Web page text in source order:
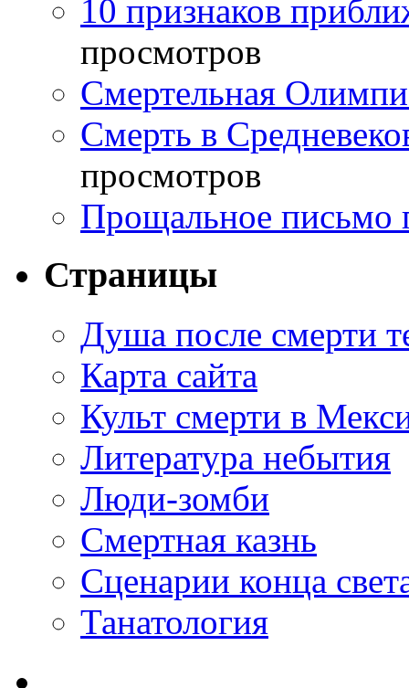
10 признаков
просмотров
Смертельная
Смерть в
просмотров
Прощальное письмо
Страницы
Душа после смерти
Карта сайта
Культ смерти в
Литература небытия
Люди-зомби
Смертная казнь
Сценарии конца
Танатология